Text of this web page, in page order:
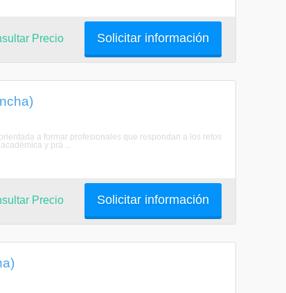
Solicitar información
Precio
a formar profesionales que respondan a los retos
y prá ...
Solicitar información
Precio